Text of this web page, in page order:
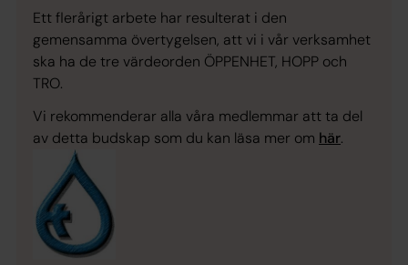
Ett flerårigt arbete har resulterat i den
gemensamma övertygelsen, att vi i vår verksamhet
ska ha de tre värdeorden ÖPPENHET, HOPP och
TRO.
Vi rekommenderar alla våra medlemmar att ta del
av detta budskap som du kan läsa mer om här.